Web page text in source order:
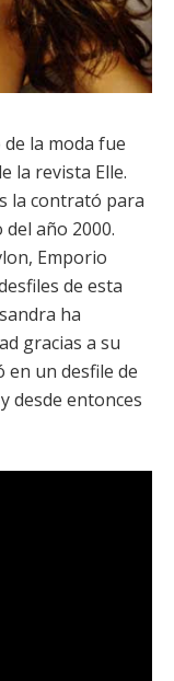
la moda fue
la revista Elle.
la contrató para
año 2000.
Emporio
de esta
ha
gracias a su
en un desfile de
desde entonces